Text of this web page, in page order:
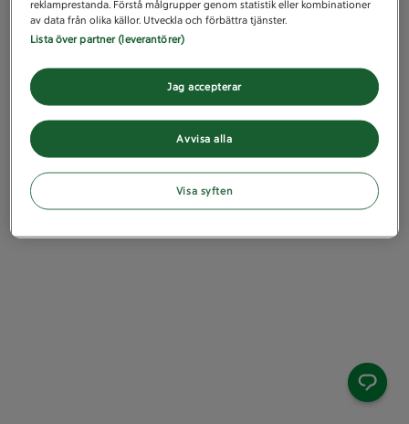
reklamprestanda. Förstå målgrupper genom statistik eller kombinationer
av data från olika källor. Utveckla och förbättra tjänster.
Lista över partner (leverantörer)
Avvisa alla
Jag accepterar
Visa syften